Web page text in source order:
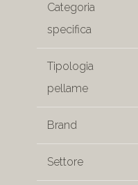
Categoria
specifica
Tipologia
pellame
Brand
Settore